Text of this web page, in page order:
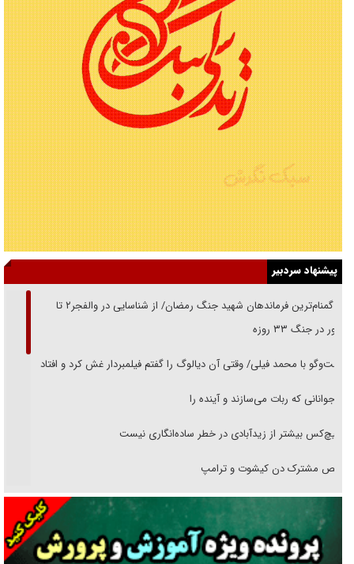
پیشنهاد سردبیر
از گمنام‌ترین فرماندهان شهید جنگ رمضان/ از شناسایی در والفجر۲ تا
حضور در جنگ ۳۳ روزه
گفت‌وگو با محمد فیلی/ وقتی آن دیالوگ را گفتم فیلمبردار غش کرد و افتاد
نوجوانانی که ربات می‌سازند و آینده را
هیچ‌کس بیشتر از زیدآبادی در خطر ساده‌انگاری نیست
رقص مشترک دن کیشوت و ترامپ
دنده دولت به واگذاری مسئله‌دار ایران‌خودرو/ خصوصی‌سازی یا انحصار؟
غریزه‌ی بقا و آقای باقی و رفقا